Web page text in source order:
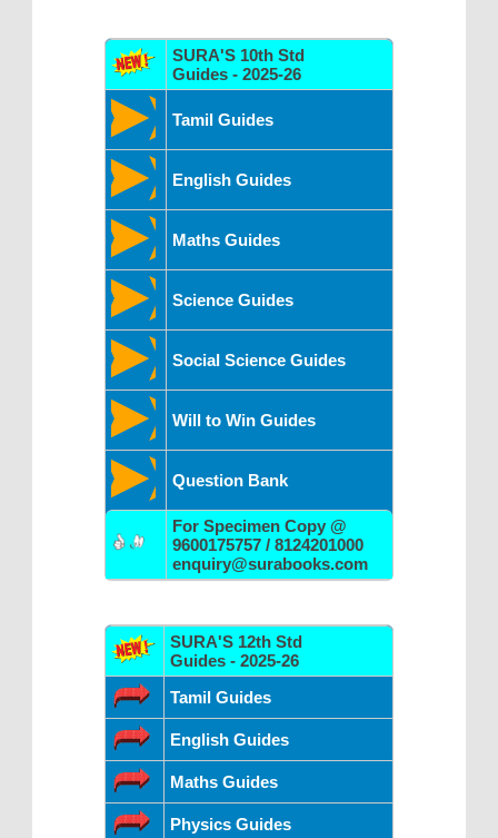
SURA'S 10th Std
Guides - 2025-26
Tamil Guides
English Guides
Maths Guides
Science Guides
Social Science Guides
Will to Win Guides
Question Bank
For Specimen Copy @
9600175757 / 8124201000
enquiry@surabooks.com
SURA'S 12th Std
Guides - 2025-26
Tamil Guides
English Guides
Maths Guides
Physics Guides